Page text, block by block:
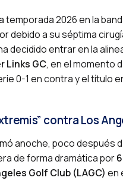
temporada 2026 en la
debido a su séptima
decidido entrar en la
Links GC, en el momento
0-1 en contra y el título
contra Los
anoche, poco después
de forma dramática por
Golf Club (LAGC) en